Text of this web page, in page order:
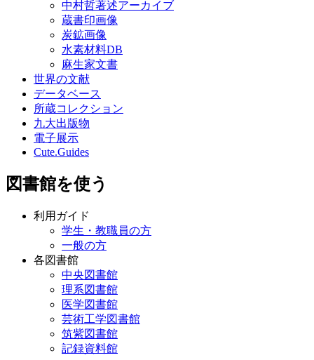
中村哲著述アーカイブ
蔵書印画像
炭鉱画像
水素材料DB
麻生家文書
世界の文献
データベース
所蔵コレクション
九大出版物
電子展示
Cute.Guides
図書館を使う
利用ガイド
学生・教職員の方
一般の方
各図書館
中央図書館
理系図書館
医学図書館
芸術工学図書館
筑紫図書館
記録資料館